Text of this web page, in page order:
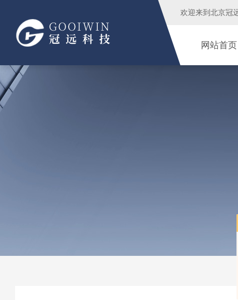
欢迎来到 北京冠
网站首页